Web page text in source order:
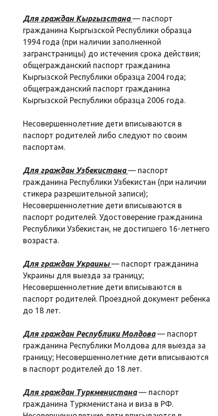
Для граждан Кыргызстана — паспорт
гражданина Кыргызской Республики образца
1994 года (при наличии заполненной
загранстраницы) до истечения срока действия;
общегражданский паспорт гражданина
Кыргызской Республики образца 2004 года;
общегражданский паспорт гражданина
Кыргызской Республики образца 2006 года.
Несовершеннолетние дети вписываются в
паспорт родителей либо следуют по своим
паспортам.
Для граждан Узбекистана — паспорт
гражданина Республики Узбекистан (при наличии
стикера разрешительной записи);
Несовершеннолетние дети вписываются в
паспорт родителей. Удостоверение гражданина
Республики Узбекистан, не достигшего 16-летнего
возраста.
Для граждан Украины — паспорт гражданина
Украины для выезда за границу;
Несовершеннолетние дети вписываются в
паспорт родителей. Проездной документ ребенка
до 18 лет.
Для граждан Республики Молдова— паспорт
гражданина Республики Молдова для выезда за
границу; Несовершеннолетние дети вписываются
в паспорт родителей до 18 лет.
Для граждан Туркменистана— паспорт
гражданина Туркменистана и виза в РФ.